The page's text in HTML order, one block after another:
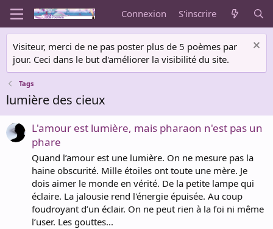
Connexion S'inscrire
Visiteur, merci de ne pas poster plus de 5 poèmes par
jour. Ceci dans le but d'améliorer la visibilité du site.
Tags
lumière des cieux
L'amour est lumière, mais pharaon n'est pas un
phare
Quand l’amour est une lumière. On ne mesure pas la
haine obscurité. Mille étoiles ont toute une mère. Je
dois aimer le monde en vérité. De la petite lampe qui
éclaire. La jalousie rend l'énergie épuisée. Au coup
foudroyant d’un éclair. On ne peut rien à la foi ni même
l’user. Les gouttes...